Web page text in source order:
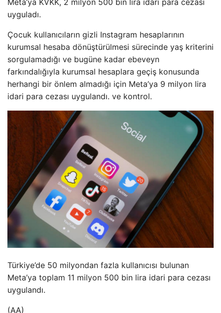
uyguladı.
Çocuk kullanıcıların gizli Instagram hesaplarının
kurumsal hesaba dönüştürülmesi sürecinde yaş kriterini
sorgulamadığı ve bugüne kadar ebeveyn
farkındalığıyla kurumsal hesaplara geçiş konusunda
herhangi bir önlem almadığı için Meta’ya 9 milyon lira
idari para cezası uygulandı. ve kontrol.
Türkiye’de 50 milyondan fazla kullanıcısı bulunan
Meta’ya toplam 11 milyon 500 bin lira idari para cezası
uygulandı.
(AA)